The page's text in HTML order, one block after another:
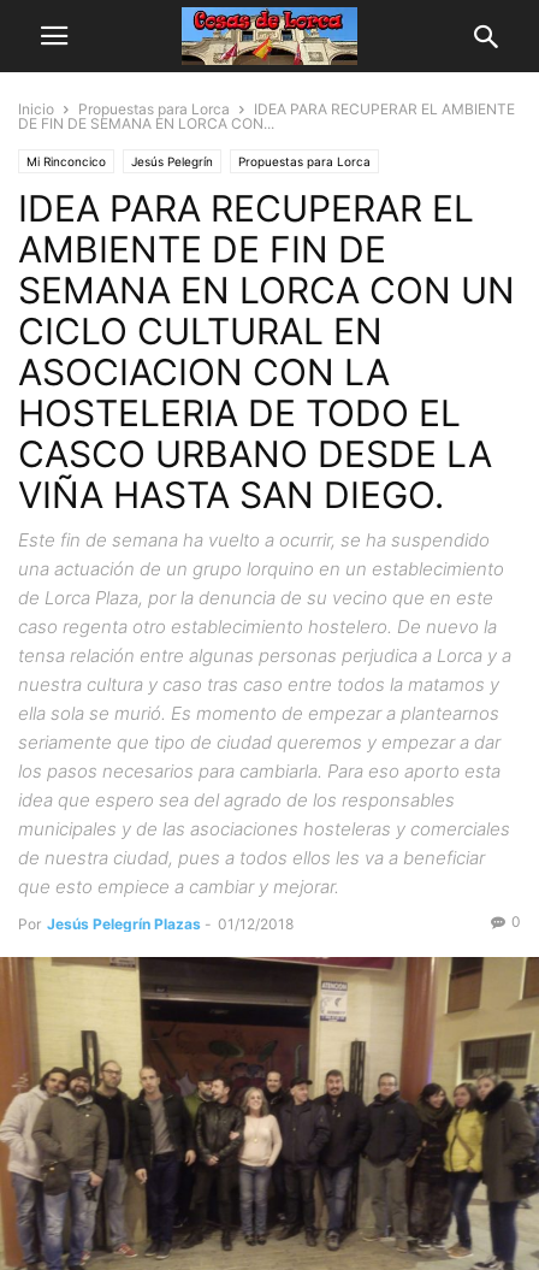
Inicio Propuestas para Lorca
IDEA PARA RECUPERAR EL AMBIENTE
DE FIN DE SEMANA EN LORCA CON...
Mi Rinconcico Jesús Pelegrín Propuestas para Lorca
IDEA PARA RECUPERAR EL
AMBIENTE DE FIN DE
SEMANA EN LORCA CON UN
CICLO CULTURAL EN
ASOCIACION CON LA
HOSTELERIA DE TODO EL
CASCO URBANO DESDE LA
VIÑA HASTA SAN DIEGO.
Este fin de semana ha vuelto a ocurrir, se ha suspendido
una actuación de un grupo lorquino en un establecimiento
de Lorca Plaza, por la denuncia de su vecino que en este
caso regenta otro establecimiento hostelero. De nuevo la
tensa relación entre algunas personas perjudica a Lorca y a
nuestra cultura y caso tras caso entre todos la matamos y
ella sola se murió. Es momento de empezar a plantearnos
seriamente que tipo de ciudad queremos y empezar a dar
los pasos necesarios para cambiarla. Para eso aporto esta
idea que espero sea del agrado de los responsables
municipales y de las asociaciones hosteleras y comerciales
de nuestra ciudad, pues a todos ellos les va a beneficiar
que esto empiece a cambiar y mejorar.
Por Jesús Pelegrín Plazas - 01/12/2018 0